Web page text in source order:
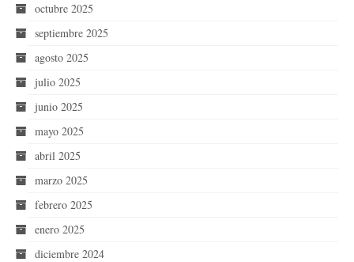
octubre 2025
septiembre 2025
agosto 2025
julio 2025
junio 2025
mayo 2025
abril 2025
marzo 2025
febrero 2025
enero 2025
diciembre 2024